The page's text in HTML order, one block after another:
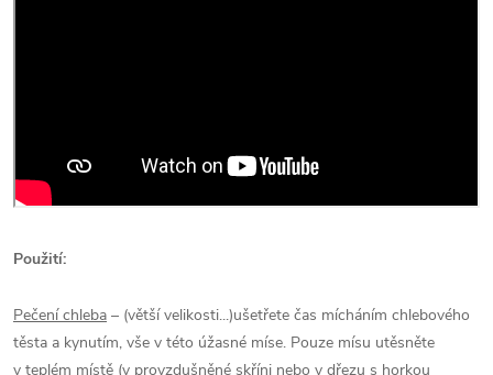
Použití:
Pečení chleba – (větší velikosti...)ušetřete čas mícháním chlebového
těsta a kynutím, vše v této úžasné míse. Pouze mísu utěsněte
v teplém místě (v provzdušněné skříni nebo v dřezu s horkou